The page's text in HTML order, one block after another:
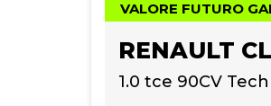
VALORE FUTURO
RENAULT
1.0 tce 90CV